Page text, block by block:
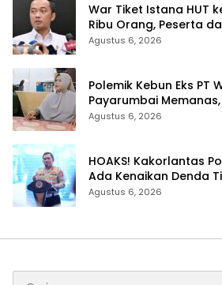
War Tiket Istana HUT
Ribu Orang, Peserta
Negara
Agustus 6, 2026
Polemik Kebun Eks PT
Payarumbai Memanas,
Dikelola Agrinas dan
Agustus 6, 2026
HOAKS! Kakorlantas
Ada Kenaikan Denda
Tilang Manual
Agustus 6, 2026